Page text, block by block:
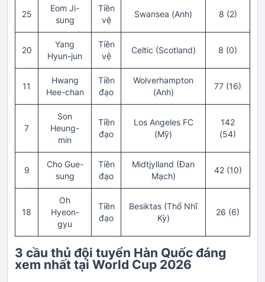
25
Eom Ji-
sung
Tiền
vệ
Swansea (Anh) 8 (2)
20
Yang
Hyun-jun
Tiền
vệ
Celtic (Scotland) 8 (0)
11
Hwang
Hee-chan
Tiền
đạo
Wolverhampton
(Anh)
77 (16)
7
Son
Heung-
min
Tiền
đạo
Los Angeles FC
(Mỹ)
142
(54)
9
Cho Gue-
sung
Tiền
đạo
Midtjylland (Đan
Mạch)
42 (10)
18
Oh
Hyeon-
gyu
Tiền
đạo
Besiktas (Thổ Nhĩ
Kỳ)
26 (6)
3 cầu thủ đội tuyển Hàn Quốc đáng
xem nhất tại World Cup 2026